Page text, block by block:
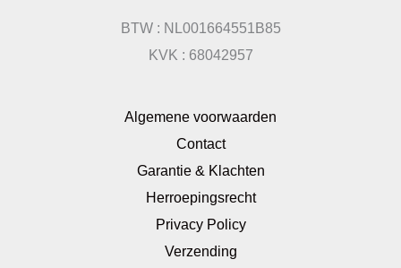
BTW : NL001664551B85
KVK : 68042957
Algemene voorwaarden
Contact
Garantie & Klachten
Herroepingsrecht
Privacy Policy
Verzending